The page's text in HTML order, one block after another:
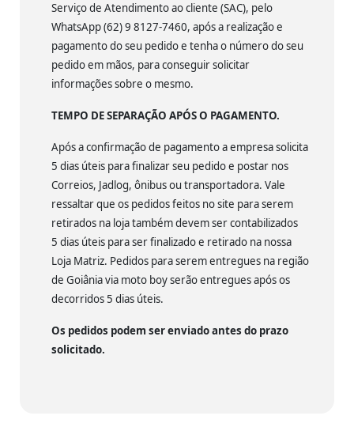
Serviço de Atendimento ao cliente (SAC), pelo
WhatsApp (62) 9 8127-7460, após a realização e
pagamento do seu pedido e tenha o número do seu
pedido em mãos, para conseguir solicitar
informações sobre o mesmo.
TEMPO DE SEPARAÇÃO APÓS O PAGAMENTO.
Após a confirmação de pagamento a empresa solicita
5 dias úteis para finalizar seu pedido e postar nos
Correios, Jadlog, ônibus ou transportadora. Vale
ressaltar que os pedidos feitos no site para serem
retirados na loja também devem ser contabilizados
5 dias úteis para ser finalizado e retirado na nossa
Loja Matriz. Pedidos para serem entregues na região
de Goiânia via moto boy serão entregues após os
decorridos 5 dias úteis.
Os pedidos podem ser enviado antes do prazo
solicitado.